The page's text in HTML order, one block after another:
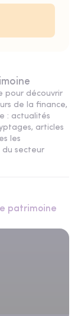
pour découvrir
de la finance,
: actualités
articles
les
secteur
patrimoine